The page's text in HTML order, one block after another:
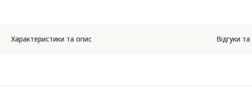
Характеристики та опис Відгуки